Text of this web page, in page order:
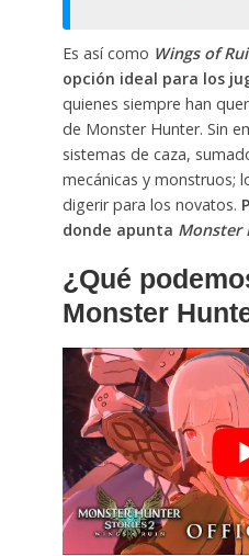
Es así como Wings of
opción ideal para los
quienes siempre han
de Monster Hunter. Sin
sistemas de caza,
mecánicas y monstruos;
digerir para los novatos.
donde apunta Monster
¿Qué
Monster